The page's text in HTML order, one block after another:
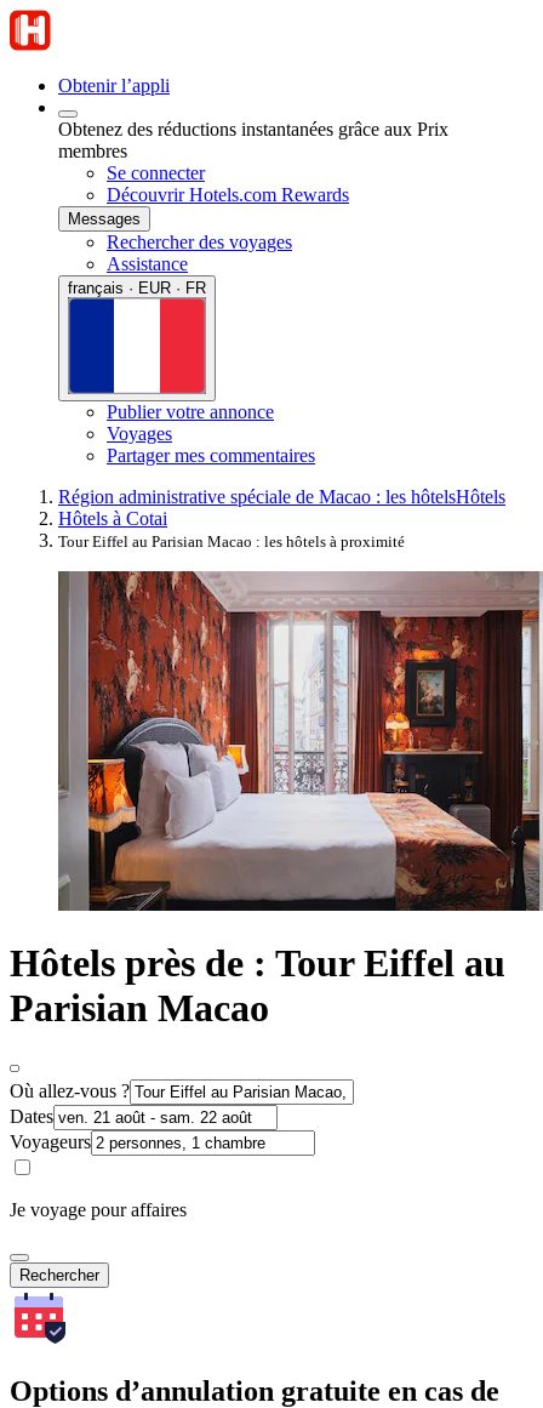
Obtenir l’appli
Obtenez des réductions instantanées grâce aux Prix
membres
Se connecter
Découvrir Hotels.com Rewards
Messages
Rechercher des voyages
Assistance
français · EUR · FR
Publier votre annonce
Voyages
Partager mes commentaires
Région administrative spéciale de Macao : les hôtelsHôtels
Hôtels à Cotai
Tour Eiffel au Parisian Macao : les hôtels à proximité
Hôtels près de : Tour Eiffel au
Parisian Macao
Où allez-vous ?
Dates
Voyageurs
Je voyage pour affaires
Rechercher
Options d’annulation gratuite en cas de